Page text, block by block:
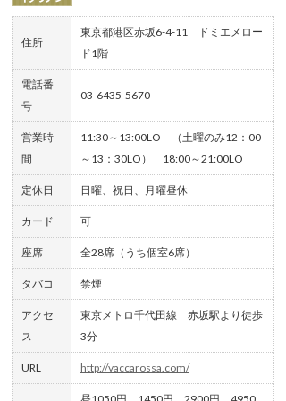
住所
東京都港区赤坂6-4-11 ドミエメロー
ド1階
電話番
号
03-6435-5670
営業時
間
11:30～13:00LO （土曜のみ12：00
～13：30LO） 18:00～21:00LO
定休日 日曜、祝日、月曜昼休
カード 可
座席 全28席（うち個室6席）
タバコ 禁煙
アクセ
ス
東京メトロ千代田線 赤坂駅より徒歩
3分
URL http://vaccarossa.com/